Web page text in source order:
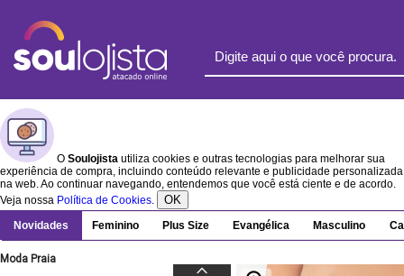
O Soulojista utiliza cookies e outras tecnologias para melhorar sua
experiência de compra, incluindo conteúdo relevante e publicidade personalizada
na web. Ao continuar navegando, entendemos que você está ciente e de acordo.
Veja nossa Política de Cookies. OK
Novidades Feminino Plus Size Evangélica Masculino
Moda Praia